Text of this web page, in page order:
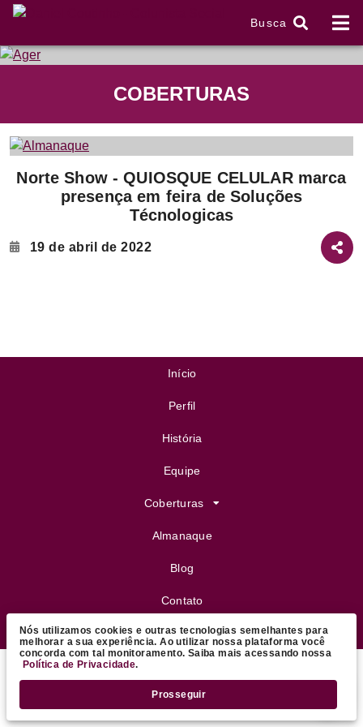
Busca
COBERTURAS
Norte Show - QUIOSQUE CELULAR marca
presença em feira de Soluções
Técnologicas
19 de abril de 2022
Início
Perfil
História
Equipe
Coberturas
Almanaque
Blog
Contato
FeijoVip
2026 Daniel Coutinho - Colunista Social
Nós utilizamos cookies e outras tecnologias semelhantes para
melhorar a sua experiência. Ao utilizar nossa plataforma você
concorda com tal monitoramento. Saiba mais acessando nossa
Política de Privacidade.
Prosseguir